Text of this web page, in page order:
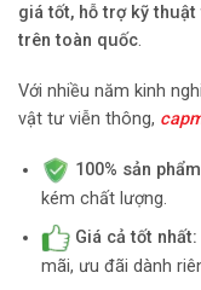
giá tốt, hỗ trợ kỹ thuật
trên toàn quốc.
Với nhiều năm kinh
vật tư viễn thông,
100% sản
kém chất lượng.
Giá cả tốt nhất:
mãi, ưu đãi dành